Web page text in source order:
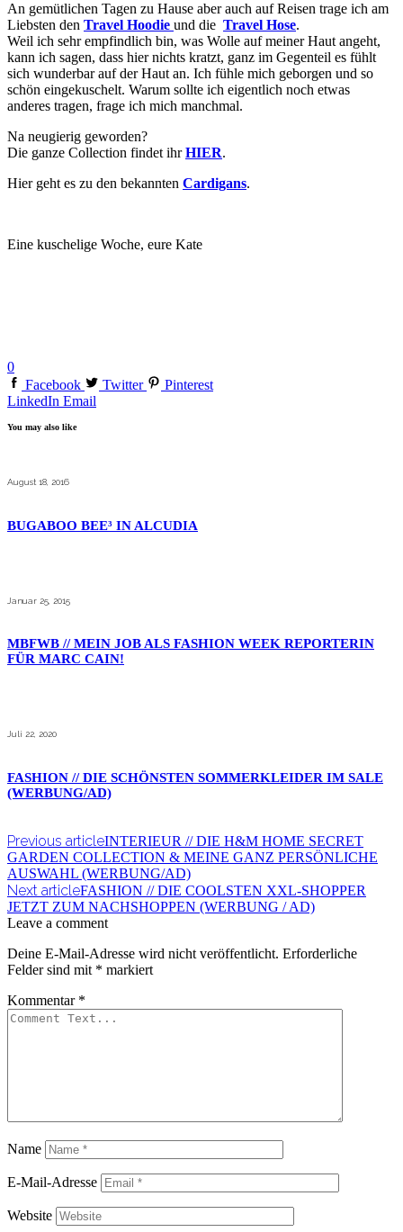
An gemütlichen Tagen zu Hause aber auch auf Reisen trage ich am
Liebsten den Travel Hoodie und die Travel Hose.
Weil ich sehr empfindlich bin, was Wolle auf meiner Haut angeht,
kann ich sagen, dass hier nichts kratzt, ganz im Gegenteil es fühlt
sich wunderbar auf der Haut an. Ich fühle mich geborgen und so
schön eingekuschelt. Warum sollte ich eigentlich noch etwas
anderes tragen, frage ich mich manchmal.
Na neugierig geworden?
Die ganze Collection findet ihrHIER.
Hier geht es zu den bekannten Cardigans.
Eine kuschelige Woche, eure Kate
0
Facebook
Twitter
Pinterest
LinkedIn Email
You may also like
August 18, 2016
BUGABOO BEE³ IN ALCUDIA
Januar 25, 2015
MBFWB // MEIN JOB ALS FASHION WEEK REPORTERIN
FÜR MARC CAIN!
Juli 22, 2020
FASHION // DIE SCHÖNSTEN SOMMERKLEIDER IM SALE
(WERBUNG/AD)
Previous articleINTERIEUR // DIE H&M HOME SECRET
GARDEN COLLECTION & MEINE GANZ PERSÖNLICHE
AUSWAHL (WERBUNG/AD)
Next articleFASHION // DIE COOLSTEN XXL-SHOPPER
JETZT ZUM NACHSHOPPEN (WERBUNG / AD)
Leave a comment
Deine E-Mail-Adresse wird nicht veröffentlicht. Erforderliche
Felder sind mit * markiert
Kommentar *
Name
E-Mail-Adresse
Website